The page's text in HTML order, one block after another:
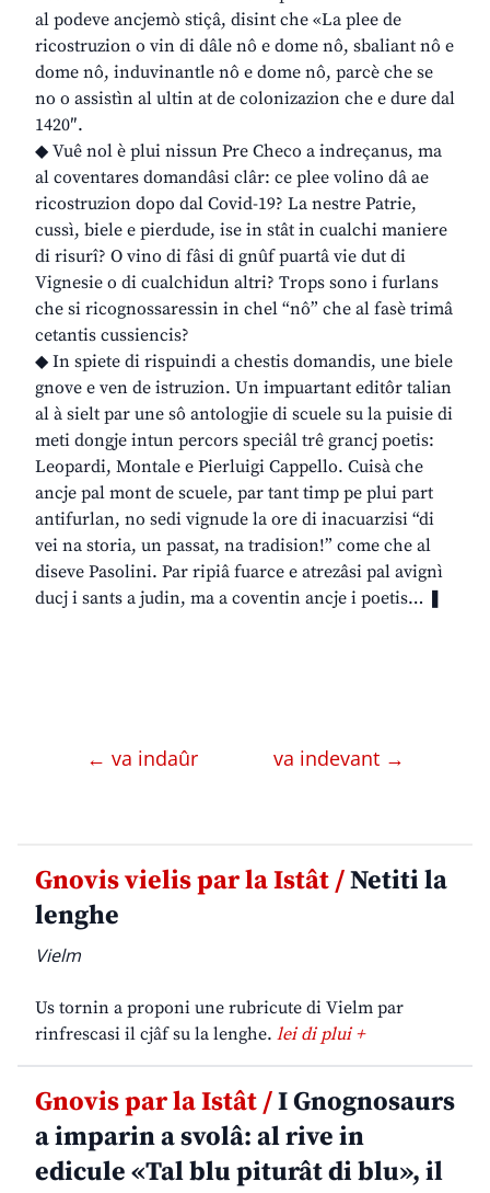
al podeve ancjemò stiçâ, disint che «La plee de
ricostruzion o vin di dâle nô e dome nô, sbaliant nô e
dome nô, induvinantle nô e dome nô, parcè che se
no o assistìn al ultin at de colonizazion che e dure dal
1420″.
◆ Vuê nol è plui nissun Pre Checo a indreçanus, ma
al coventares domandâsi clâr: ce plee volino dâ ae
ricostruzion dopo dal Covid-19? La nestre Patrie,
cussì, biele e pierdude, ise in stât in cualchi maniere
di risurî? O vino di fâsi di gnûf puartâ vie dut di
Vignesie o di cualchidun altri? Trops sono i furlans
che si ricognossaressin in chel “nô” che al fasè trimâ
cetantis cussiencis?
◆ In spiete di rispuindi a chestis domandis, une biele
gnove e ven de istruzion. Un impuartant editôr talian
al à sielt par une sô antologjie di scuele su la puisie di
meti dongje intun percors speciâl trê grancj poetis:
Leopardi, Montale e Pierluigi Cappello. Cuisà che
ancje pal mont de scuele, par tant timp pe plui part
antifurlan, no sedi vignude la ore di inacuarzisi “di
vei na storia, un passat, na tradision!” come che al
diseve Pasolini. Par ripiâ fuarce e atrezâsi pal avignì
ducj i sants a judin, ma a coventin ancje i poetis… ❚
← va indaûr va indevant →
Gnovis vielis par la Istât /Netiti la
lenghe
Vielm
Us tornin a proponi une rubricute di Vielm par
rinfrescasi il cjâf su la lenghe. lei di plui +
Gnovis par la Istât /I Gnognosaurs
a imparin a svolâ: al rive in
edicule «Tal blu piturât di blu», il